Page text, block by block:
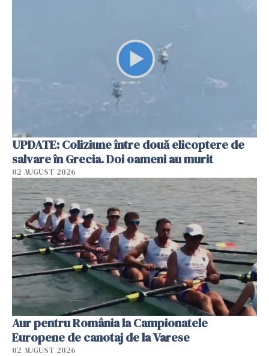
UPDATE: Coliziune între două elicoptere de
salvare în Grecia. Doi oameni au murit
02 AUGUST 2026
Aur pentru România la Campionatele
Europene de canotaj de la Varese
02 AUGUST 2026